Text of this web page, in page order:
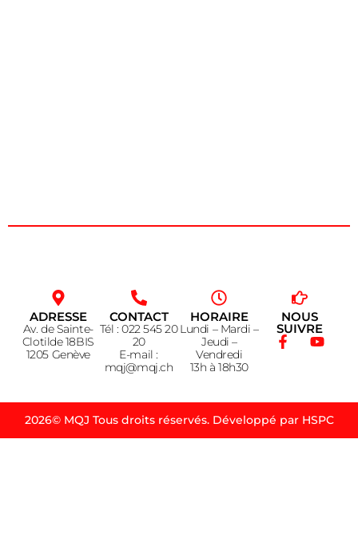
ADRESSE
Av. de Sainte-
Clotilde 18BIS
1205 Genève
CONTACT
Tél : 022 545 20
20
E-mail :
mqj@mqj.ch
HORAIRE
Lundi – Mardi –
Jeudi –
Vendredi
13h à 18h30
NOUS
SUIVRE
2026© MQJ Tous droits réservés. Développé par HSPC